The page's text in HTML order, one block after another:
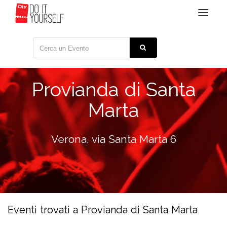
Toggle
Provianda di Santa
Marta
Verona, via Santa Marta 6
Eventi trovati a Provianda di Santa Marta